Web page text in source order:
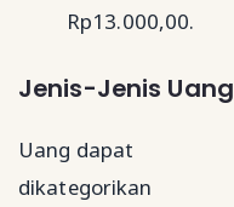
Rp13.000,00.
Jenis-Jenis Uang
Uang dapat
dikategorikan